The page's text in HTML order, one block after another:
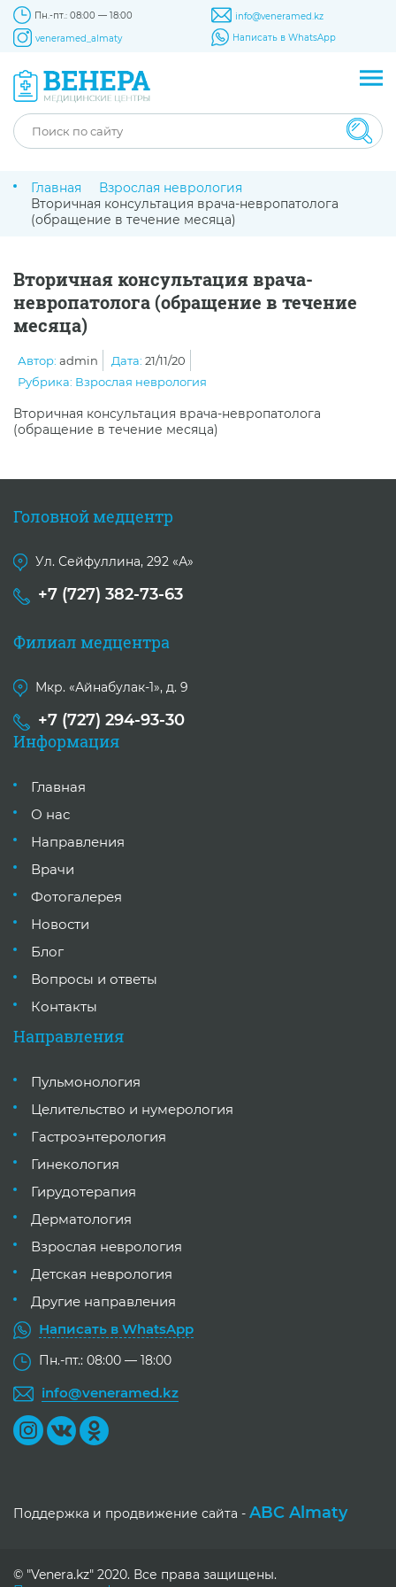
Пн.-пт.: 08:00 — 18:00
info@veneramed.kz
veneramed_almaty
Написать в WhatsApp
Главная
Взрослая неврология
Вторичная консультация врача-невропатолога
(обращение в течение месяца)
Вторичная консультация врача-
невропатолога (обращение в течение
месяца)
Автор: admin Дата: 21/11/20
Рубрика: Взрослая неврология
Вторичная консультация врача-невропатолога
(обращение в течение месяца)
Головной медцентр
Ул. Сейфуллина, 292 «А»
+7 (727) 382-73-63
Филиал медцентра
Мкр. «Айнабулак-1», д. 9
+7 (727) 294-93-30
Информация
Главная
О нас
Направления
Врачи
Фотогалерея
Новости
Блог
Вопросы и ответы
Контакты
Направления
Пульмонология
Целительство и нумерология
Гастроэнтерология
Гинекология
Гирудотерапия
Дерматология
Взрослая неврология
Детская неврология
Другие направления
Написать в WhatsApp
Пн.-пт.: 08:00 — 18:00
info@veneramed.kz
Поддержка и продвижение сайта - ABC Almaty
© "Venera.kz" 2020. Все права защищены.